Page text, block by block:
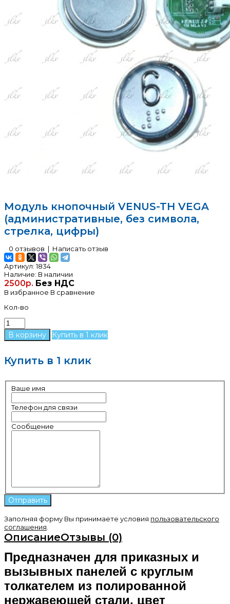
Модуль кнопочный VENUS-TH VEGA
(административные, без символа,
стрелка, цифры)
0 отзывов | Написать отзыв
Артикул:1834
Наличие: В наличии
2500р. Без НДС
В избранное В сравнение
Кол-во
Купить в 1 клик
Купить в 1 клик
Ваше имя
Телефон для связи
Сообщение
Заполняя форму Вы принимаете условия пользовательского
соглашения
ОписаниеОтзывы (0)
Предназначен для приказных и
вызывных панелей с круглым
толкателем из полированной
нержавеющей стали, цвет